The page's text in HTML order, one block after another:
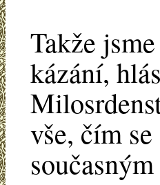
Takže
kázání,
vše, čím